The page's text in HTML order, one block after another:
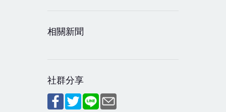
相關新聞
社群分享